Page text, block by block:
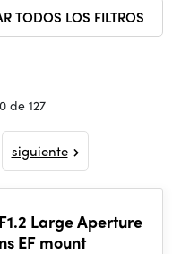
TODOS LOS FILTROS
de 127
siguiente
Large Aperture
EF mount